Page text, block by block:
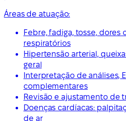
Áreas de atuação:
Febre, fadiga, tosse, dores
respiratórios
Hipertensão arterial,
geral
Interpretação de análises,
complementares
Revisão e ajustamento de
Doenças cardíacas:
de ar